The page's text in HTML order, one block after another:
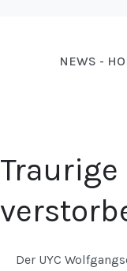
NEWS -
Der UYC